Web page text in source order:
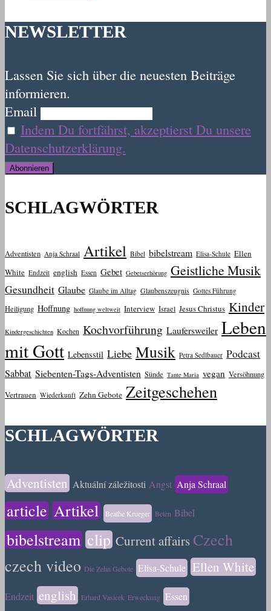
NEWSLETTER
Lassen Sie sich über die neuesten Beiträge
informieren.
Email
Indem Du fortfährst, akzeptierst Du unsere
Datenschutzerklärung.
SCHLAGWÖRTER
Adventisten Anja Schraal Artikel Bibel bibelstream Elisa-Schule Ellen
White Endzeit english Essen Gebet Gebetserhörung Geistliche Musik
Gesundheit Glaube Glaube im Alltag Glaubenszeugnis Gottes Führung
Heiligung Hoffnung hoffnung weltweit Interview Israel Jesus Christus Kinder
Kindergeschichten Kochen Kochvorführung Laufersweiler Leben
mit Gott Lebensstil Liebe Musik Petra Sedlbauer Podcast
Sabbat Siebenten-Tags-Adventisten Sünde Tante Maria vegan Versöhnung
Vertrauen Wiederkunft Zehn Gebote Zeitgeschehen
SCHLAGWÖRTER
Adventisten Aktuální záležitosti Angst Anja Schraal
article Artikel Beathe Krueger Beten Bibel
bibelstream clip Current affairs Czech
czech video Die Zehn Gebote Elisa-Schule Ellen White
Endzeit english Erhard Vasicek Erweckung Essen